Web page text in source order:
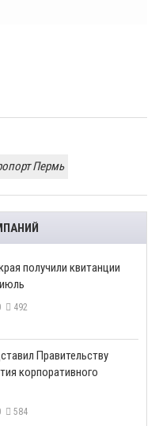
Пермь
получили квитанции
492
Правительству
корпоративного
584